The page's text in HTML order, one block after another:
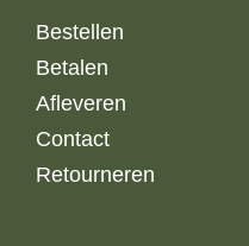
Bestellen
Betalen
Afleveren
Contact
Retourneren